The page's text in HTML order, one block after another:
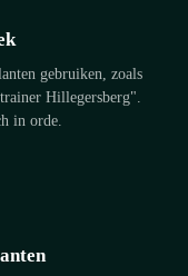
gebruiken, zoals
Hillegersberg".
in orde.